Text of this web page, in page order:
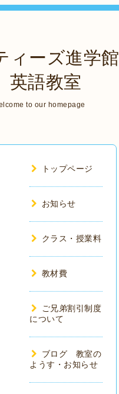
ィーズ進学館
英語教室
to our homepage
トップページ
お知らせ
クラス・授業料
教材費
ご兄弟割引制度
について
ブログ 教室の
ようす・お知らせ